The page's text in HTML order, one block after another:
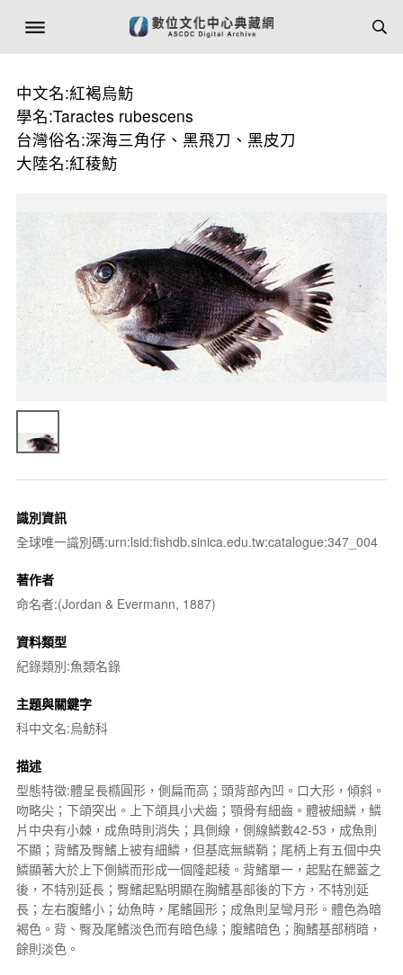
中文名:紅褐烏魴
學名:Taractes rubescens
台灣俗名:深海三角仔、黑飛刀、黑皮刀
大陸名:紅稜魴
識別資訊
全球唯一識別碼:urn:lsid:fishdb.sinica.edu.tw:catalogue:347_004
著作者
命名者:(Jordan & Evermann, 1887)
資料類型
紀錄類別:魚類名錄
主題與關鍵字
科中文名:烏魴科
描述
型態特徵:體呈長橢圓形，側扁而高；頭背部內凹。口大形，傾斜。
吻略尖；下頜突出。上下頜具小犬齒；顎骨有細齒。體被細鱗，鱗
片中央有小棘，成魚時則消失；具側線，側線鱗數42-53，成魚則
不顯；背鰭及臀鰭上被有細鱗，但基底無鱗鞘；尾柄上有五個中央
鱗顯著大於上下側鱗而形成一個隆起稜。背鰭單一，起點在鰓蓋之
後，不特別延長；臀鰭起點明顯在胸鰭基部後的下方，不特別延
長；左右腹鰭小；幼魚時，尾鰭圓形；成魚則呈彎月形。體色為暗
褐色。背、臀及尾鰭淡色而有暗色緣；腹鰭暗色；胸鰭基部稍暗，
餘則淡色。